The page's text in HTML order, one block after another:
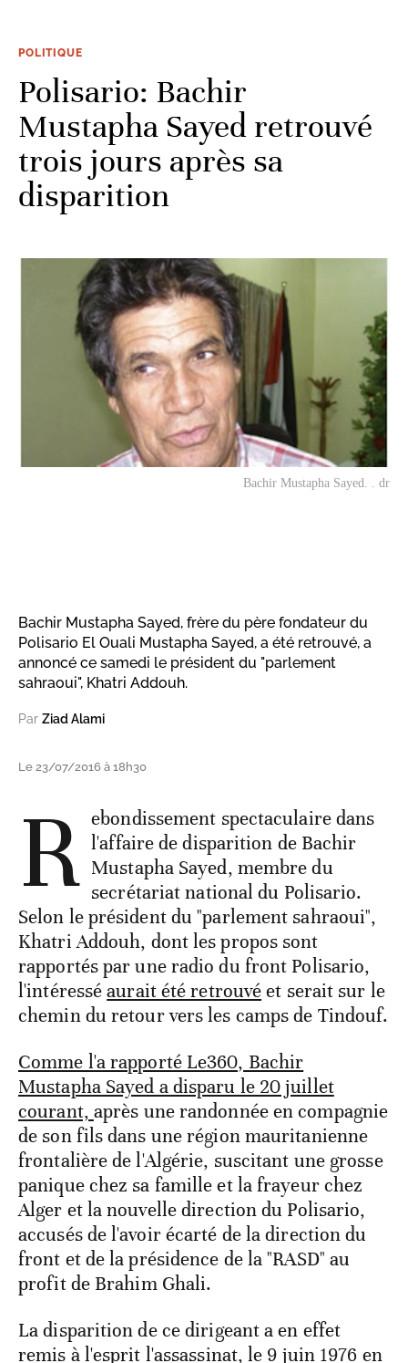
POLITIQUE
Polisario: Bachir
Mustapha Sayed retrouvé
trois jours après sa
disparition
Bachir Mustapha Sayed. . dr
Bachir Mustapha Sayed, frère du père fondateur du
Polisario El Ouali Mustapha Sayed, a été retrouvé, a
annoncé ce samedi le président du "parlement
sahraoui", Khatri Addouh.
Par Ziad Alami
Le 23/07/2016 à 18h30
R ebondissement spectaculaire dans
l'affaire de disparition de Bachir
Mustapha Sayed, membre du
secrétariat national du Polisario.
Selon le président du "parlement sahraoui",
Khatri Addouh, dont les propos sont
rapportés par une radio du front Polisario,
l'intéresséaurait été retrouvéet serait sur le
chemin du retour vers les camps de Tindouf.
Comme l'a rapporté Le360, Bachir
Mustapha Sayed a disparu le 20 juillet
courant, après une randonnée en compagnie
de son fils dans une région mauritanienne
frontalière de l'Algérie, suscitant une grosse
panique chez sa famille et la frayeur chez
Alger et la nouvelle direction du Polisario,
accusés de l'avoir écarté de la direction du
front et de la présidence de la "RASD" au
profit de Brahim Ghali.
La disparition de ce dirigeant a en effet
remis à l'esprit l'assassinat, le 9 juin 1976 en